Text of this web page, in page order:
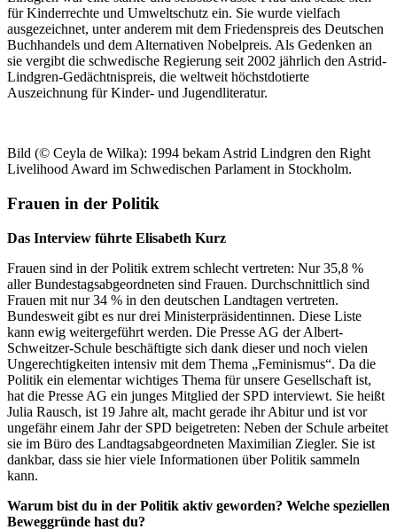
für Kinderrechte und Umweltschutz ein. Sie wurde vielfach
ausgezeichnet, unter anderem mit dem Friedenspreis des Deutschen
Buchhandels und dem Alternativen Nobelpreis. Als Gedenken an
sie vergibt die schwedische Regierung seit 2002 jährlich den Astrid-
Lindgren-Gedächtnispreis, die weltweit höchstdotierte
Auszeichnung für Kinder- und Jugendliteratur.
Bild (© Ceyla de Wilka): 1994 bekam Astrid Lindgren den Right
Livelihood Award im Schwedischen Parlament in Stockholm.
Frauen in der Politik
Das Interview führte Elisabeth Kurz
Frauen sind in der Politik extrem schlecht vertreten: Nur 35,8 %
aller Bundestagsabgeordneten sind Frauen. Durchschnittlich sind
Frauen mit nur 34 % in den deutschen Landtagen vertreten.
Bundesweit gibt es nur drei Ministerpräsidentinnen. Diese Liste
kann ewig weitergeführt werden. Die Presse AG der Albert-
Schweitzer-Schule beschäftigte sich dank dieser und noch vielen
Ungerechtigkeiten intensiv mit dem Thema „Feminismus“. Da die
Politik ein elementar wichtiges Thema für unsere Gesellschaft ist,
hat die Presse AG ein junges Mitglied der SPD interviewt. Sie heißt
Julia Rausch, ist 19 Jahre alt, macht gerade ihr Abitur und ist vor
ungefähr einem Jahr der SPD beigetreten: Neben der Schule arbeitet
sie im Büro des Landtagsabgeordneten Maximilian Ziegler. Sie ist
dankbar, dass sie hier viele Informationen über Politik sammeln
kann.
Warum bist du in der Politik aktiv geworden? Welche speziellen
Beweggründe hast du?